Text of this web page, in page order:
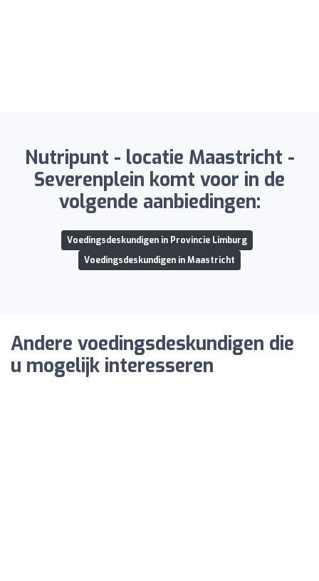
Nutripunt - locatie Maastricht -
Severenplein komt voor in de
volgende aanbiedingen:
Voedingsdeskundigen in Provincie Limburg
Voedingsdeskundigen in Maastricht
Andere voedingsdeskundigen die
u mogelijk interesseren